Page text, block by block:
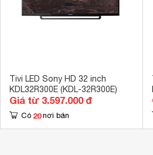
Tivi LED Sony HD 32 inch
KDL32R300E (KDL-32R300E)
Giá từ 3.597.000 đ
Có 20 nơi bán